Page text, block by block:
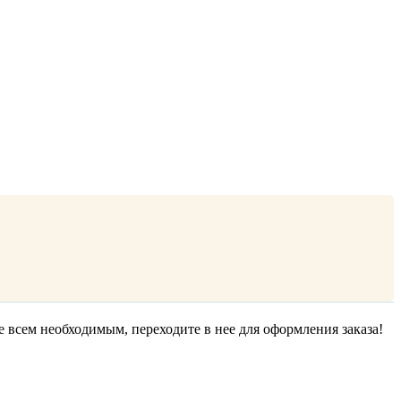
необходимым, переходите в нее для оформления заказа!